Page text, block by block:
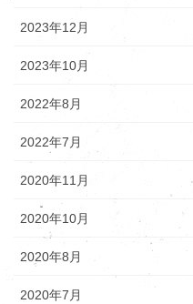
2023年12月
2023年10月
2022年8月
2022年7月
2020年11月
2020年10月
2020年8月
2020年7月